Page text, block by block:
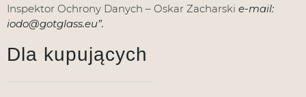
Inspektor Ochrony Danych – Oskar Zacharski e-mail:
iodo@gotglass.eu”.
Dla kupujących